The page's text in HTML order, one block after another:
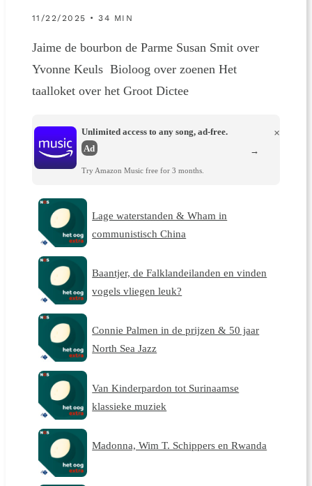
11/22/2025 • 34 MIN
Jaime de bourbon de Parme Susan Smit over
Yvonne Keuls Bioloog over zoenen Het
taalloket over het Groot Dictee
Unlimited access to any song, ad-free.
Ad
Try Amazon Music free for 3 months.
×
→
Lage waterstanden & Wham in
communistisch China
Baantjer, de Falklandeilanden en vinden
vogels vliegen leuk?
Connie Palmen in de prijzen & 50 jaar
North Sea Jazz
Van Kinderpardon tot Surinaamse
klassieke muziek
Madonna, Wim T. Schippers en Rwanda